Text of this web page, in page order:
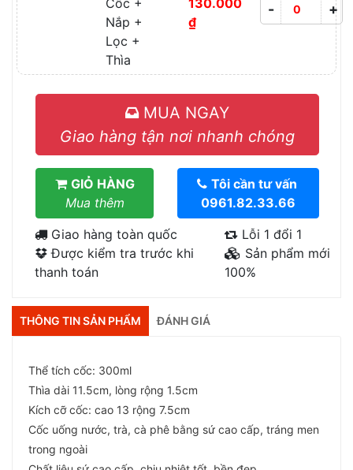
Nắp +
Lọc +
Thìa
₫
- +
MUA NGAY
Giao hàng tận nơi nhanh chóng
GIỎ HÀNG
Mua thêm
Tôi cần tư vấn
0961.82.33.66
Giao hàng toàn quốc
Được kiểm tra trước khi
thanh toán
Lỗi 1 đổi 1
Sản phẩm mới
100%
THÔNG TIN SẢN PHẨM ĐÁNH GIÁ
Thể tích cốc: 300ml
Thìa dài 11.5cm, lòng rộng 1.5cm
Kích cỡ cốc: cao 13 rộng 7.5cm
Cốc uống nước, trà, cà phê bằng sứ cao cấp, tráng men
trong ngoài